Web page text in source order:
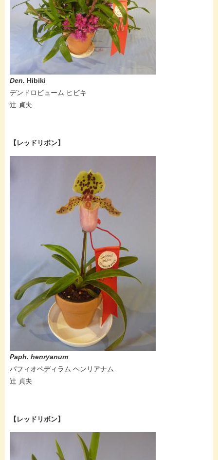
Den. Hibiki
デンドロビューム ヒビキ
辻 貞夫​
【レッドリボン】
Paph. henryanum
パフィオペディラム ヘンリアナム
辻 貞夫
【レッドリボン】